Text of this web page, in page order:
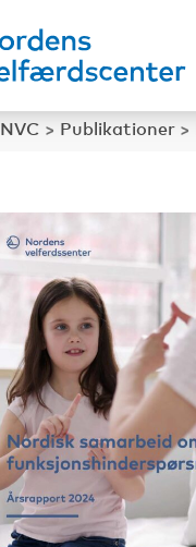
NVC > Publikationer >